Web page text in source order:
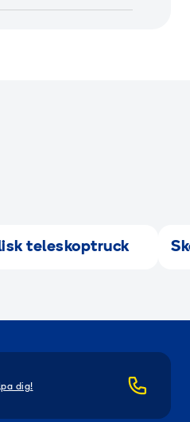
teleskoptruck
dig!